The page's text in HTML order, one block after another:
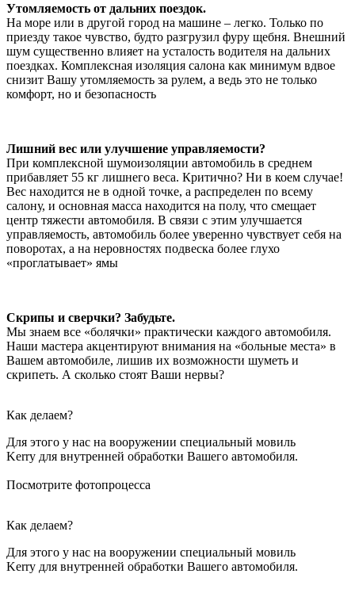
Утомляемость от дальних поездок.
На море или в другой город на машине – легко. Только по
приезду такое чувство, будто разгрузил фуру щебня. Внешний
шум существенно влияет на усталость водителя на дальних
поездках. Комплексная изоляция салона как минимум вдвое
снизит Вашу утомляемость за рулем, а ведь это не только
комфорт, но и безопасность
Лишний вес или улучшение управляемости?
При комплексной шумоизоляции автомобиль в среднем
прибавляет 55 кг лишнего веса. Критично? Ни в коем случае!
Вес находится не в одной точке, а распределен по всему
салону, и основная масса находится на полу, что смещает
центр тяжести автомобиля. В связи с этим улучшается
управляемость, автомобиль более уверенно чувствует себя на
поворотах, а на неровностях подвеска более глухо
«проглатывает» ямы
Скрипы и сверчки? Забудьте.
Мы знаем все «болячки» практически каждого автомобиля.
Наши мастера акцентируют внимания на «больные места» в
Вашем автомобиле, лишив их возможности шуметь и
скрипеть. А сколько стоят Ваши нервы?
Как делаем?
Для этого у нас на вооружении специальный мовиль
Kerry для внутренней обработки Вашего автомобиля.
Посмотрите фотопроцесса
Как делаем?
Для этого у нас на вооружении специальный мовиль
Kerry для внутренней обработки Вашего автомобиля.